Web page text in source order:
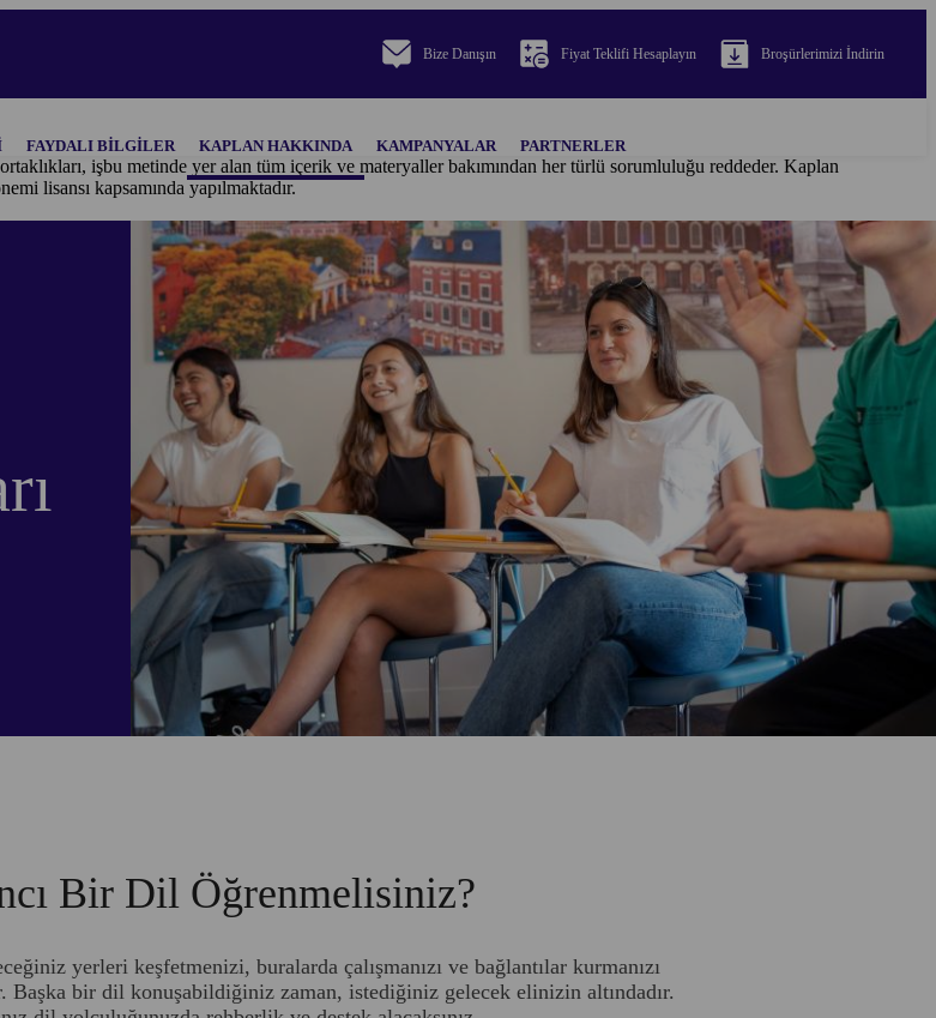
Bize Danışın Fiyat Teklifi Hesaplayın Broşürlerimizi İndirin
FAYDALI BILGILER KAPLAN HAKKINDA KAMPANYALAR PARTNERLER
işbu metinde yer alan tüm içerik ve materyaller bakımından her türlü sorumluluğu reddeder. Kaplan
lisansı kapsamında yapılmaktadır.
Bir Dil Öğrenmelisiniz?
yerleri keşfetmenizi, buralarda çalışmanızı ve bağlantılar kurmanızı
bir dil konuşabildiğiniz zaman, istediğiniz gelecek elinizin altındadır.